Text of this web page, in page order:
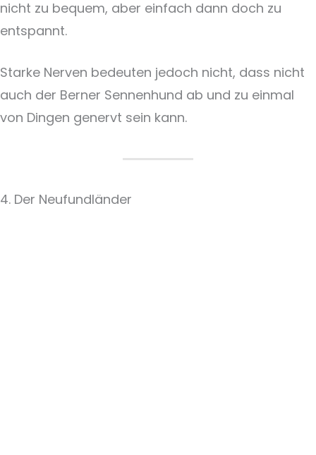
nicht zu bequem, aber einfach dann doch zu
entspannt.
Starke Nerven bedeuten jedoch nicht, dass nicht
auch der Berner Sennenhund ab und zu einmal
von Dingen genervt sein kann.
4. Der Neufundländer